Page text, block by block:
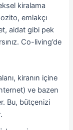
kiralama
emlakçı
aidat gibi pek
Co-living’de
kiranın içine
ve bazen
Bu, bütçenizi